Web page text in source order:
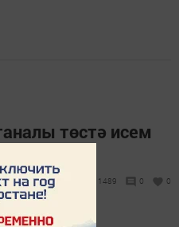
төстә исем
1489 0 0